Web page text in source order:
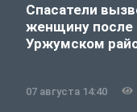
Спасатели
женщину после
Уржумском
07 августа 14:40